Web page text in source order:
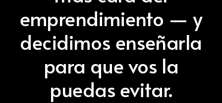
emprendimiento — y
decidimos enseñarla
para que vos la
puedas evitar.